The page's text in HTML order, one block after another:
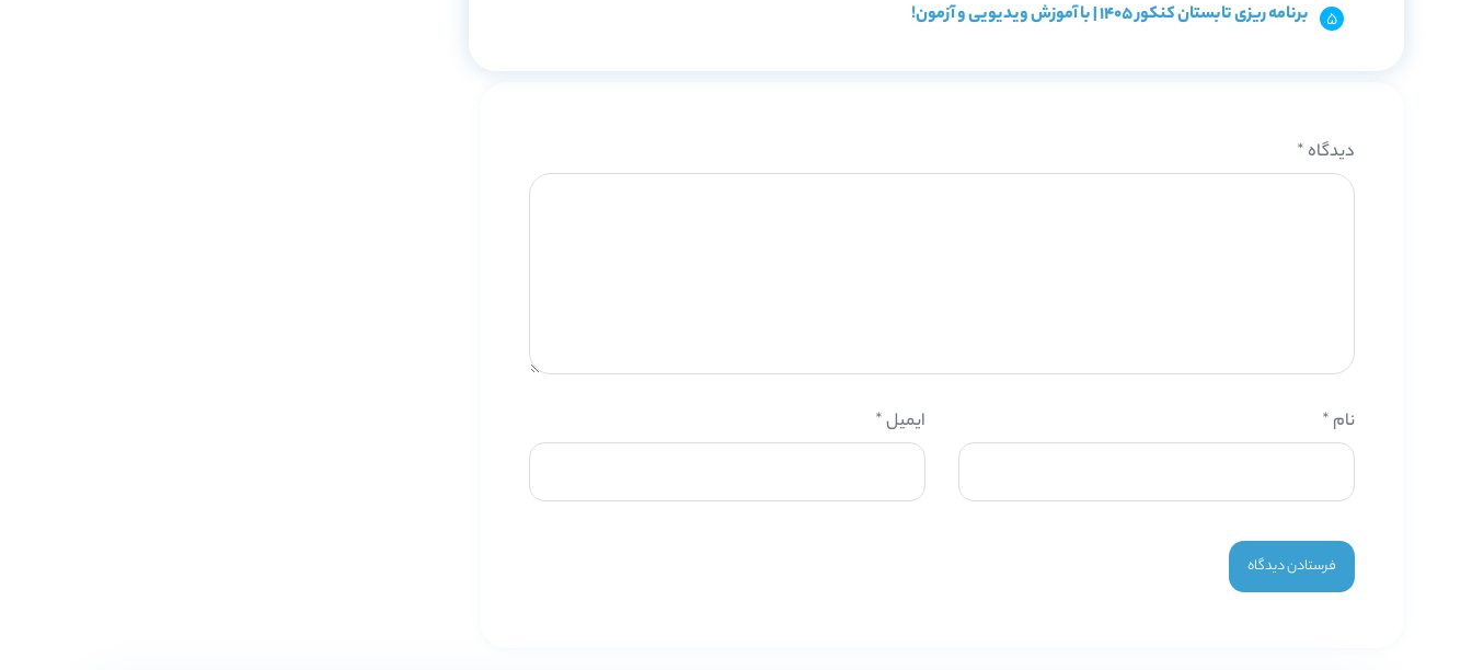
برنامه ریزی تابستان کنکور 1405 | با آموزش ویدیویی و آزمون!
دیدگاه *
نام * ایمیل*